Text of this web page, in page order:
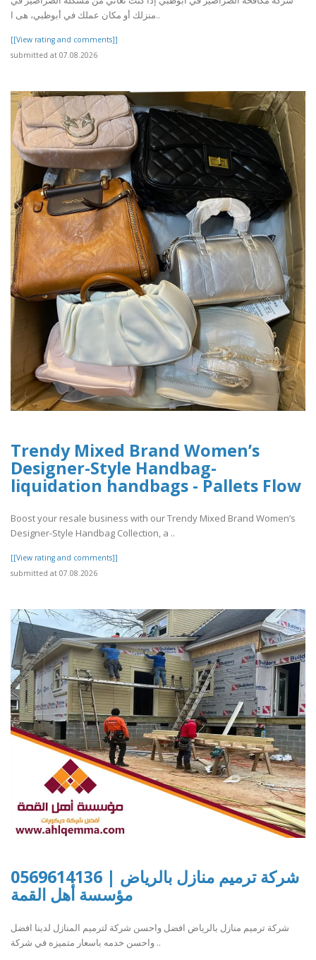
منزلك أو مكان عملك في أبوظبي، هى ا..
[[View rating and comments]]
submitted at 07.08.2026
Trendy Mixed Brand Women’s
Designer-Style Handbag-
liquidation handbags​ - Pallets Flow
Boost your resale business with our Trendy Mixed Brand Women’s
Designer-Style Handbag Collection, a ..
[[View rating and comments]]
submitted at 07.08.2026
شركة ترميم منازل بالرياض | 0569614136
مؤسسة أهل القمة
شركة ترميم منازل بالرياض افضل واحسن شركة لترميم المنازل لدينا افضل
واحسن خدمه باسعار متميزه في شركة ..